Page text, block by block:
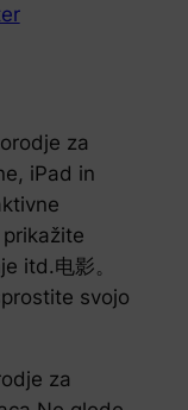
za
iPad in
itd.电影。
svojo
za